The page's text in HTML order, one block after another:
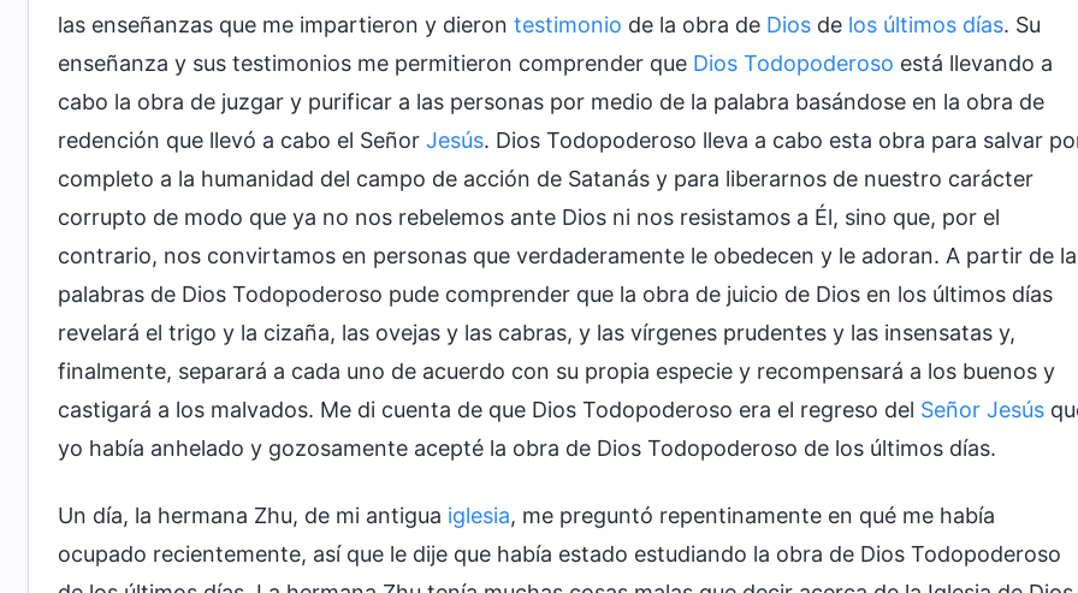
las enseñanzas que me impartieron y dieron testimonio de la obra de Dios de los últimos días. Su
enseñanza y sus testimonios me permitieron comprender que Dios Todopoderoso está llevando a
cabo la obra de juzgar y purificar a las personas por medio de la palabra basándose en la obra de
redención que llevó a cabo el Señor Jesús. Dios Todopoderoso lleva a cabo esta obra para salvar
completo a la humanidad del campo de acción de Satanás y para liberarnos de nuestro carácter
corrupto de modo que ya no nos rebelemos ante Dios ni nos resistamos a Él, sino que, por el
contrario, nos convirtamos en personas que verdaderamente le obedecen y le adoran. A partir de
palabras de Dios Todopoderoso pude comprender que la obra de juicio de Dios en los últimos días
revelará el trigo y la cizaña, las ovejas y las cabras, y las vírgenes prudentes y las insensatas y,
finalmente, separará a cada uno de acuerdo con su propia especie y recompensará a los buenos y
castigará a los malvados. Me di cuenta de que Dios Todopoderoso era el regreso del Señor Jesús
yo había anhelado y gozosamente acepté la obra de Dios Todopoderoso de los últimos días.
Un día, la hermana Zhu, de mi antigua iglesia, me preguntó repentinamente en qué me había
ocupado recientemente, así que le dije que había estado estudiando la obra de Dios Todopoderoso